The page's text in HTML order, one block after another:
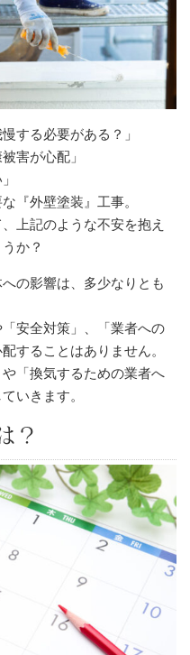
する必要がある？」
害が心配」
『外壁塗装』工事。
上記のような不安を抱え
か？
の影響は、多少なりとも
安全対策」、「業者への
することはありません。
「換気するための業者へ
いきます。
？